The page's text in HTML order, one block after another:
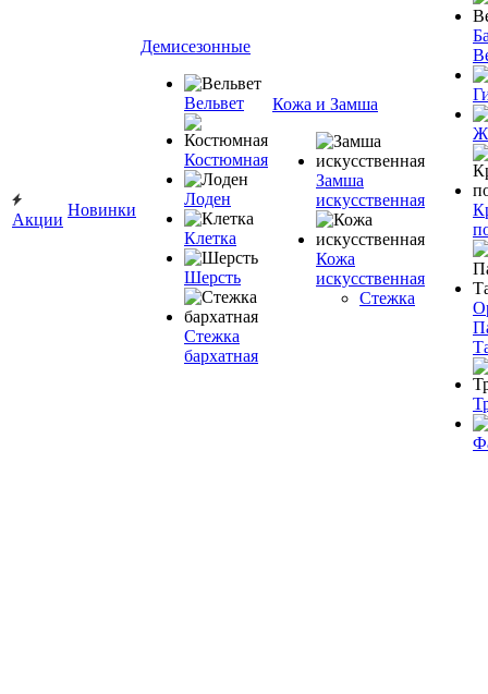
Акции
Новинки
Демисезонные
Вельвет
Костюмная
Лоден
Клетка
Шерсть
Стежка
бархатная
Кожа и Замша
Замша
искусственная
Кожа
искусственная
Стежка